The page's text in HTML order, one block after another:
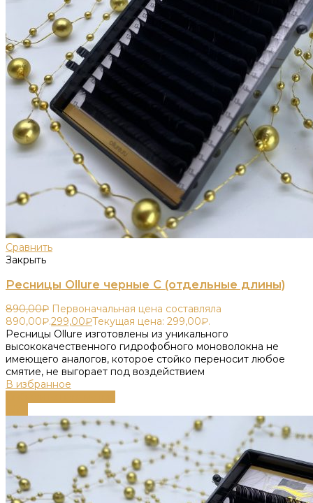
Сравнить
Закрыть
Ресницы Ollure черные C (отдельные длины)
890,00₽ Первоначальная цена составляла
890,00₽.299,00₽Текущая цена: 299,00₽.
Ресницы Ollure изготовлены из уникального
высококачественного гидрофобного моноволокна не
имеющего аналогов, которое стойко переносит любое
смятие, не выгорает под воздействием
В избранное